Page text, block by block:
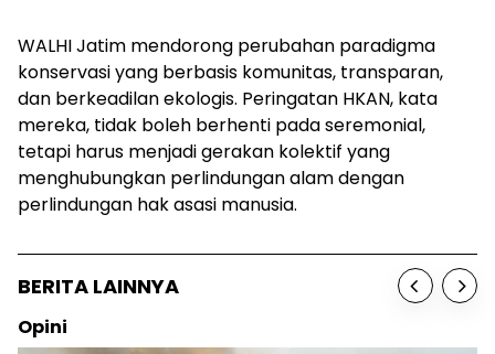
WALHI Jatim mendorong perubahan paradigma
konservasi yang berbasis komunitas, transparan,
dan berkeadilan ekologis. Peringatan HKAN, kata
mereka, tidak boleh berhenti pada seremonial,
tetapi harus menjadi gerakan kolektif yang
menghubungkan perlindungan alam dengan
perlindungan hak asasi manusia.
BERITA LAINNYA
Opini